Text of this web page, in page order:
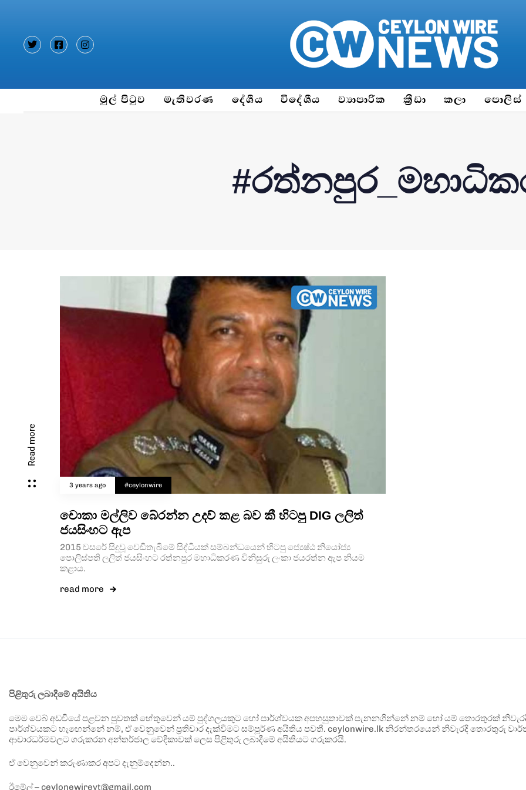
මුල් පිටුව මැතිවරණ දේශීය විදේශීය ව්‍යාපාරික ක්‍රීඩා කලා පොලිස්
Read more
3 years ago #ceylonwire
චොකා මල්ලිව බේරන්න උදව් කළ බව කී හිටපු DIG ලලිත්
ජයසිංහට ඇප
2015 වසරේ සිදුවූ වෙඩිතැබීමේ සිද්ධියක් සම්බන්ධයෙන් හිටපු ජ්‍යෙෂ්ඨ නියෝජ්‍ය
පොලිස්පති ලලිත් ජයසිංහට රත්නපුර මහාධිකරණ විනිසුරු ලංකා ජයරත්න ඇප නියම
කළාය.
read more
පිළිතුරු ලබාදීමේ අයිතිය
මෙම වෙබ් අඩවියේ පළවන පුවතක් හේතුවෙන් යම් පුද්ගලයකුට හෝ පාර්ශ්වයක අපහසුතාවක් පැනනගින්නේ නම් හෝ යම් තොරතුරක්
පාර්ශ්වයකට හැඟෙන්නේ නම්, ඒ වෙනුවෙන් ප්‍රතිචාර දැක්වීමට සම්පූර්ණ අයිතිය පවතී. ceylonwire.lk නිරන්තරයෙන් නිවැරදි තොරතුරු
ආචාරධර්මවලට ගරුකරන අන්තර්ජාල වේදිකාවක් ලෙස පිළිතුරු ලබාදීමේ අයිතියට ගරුකරයි.
ඒ වෙනුවෙන් කරුණාකර අපට දැනුම්දෙන්න..
ඊමේල් – ceylonewireyt@gmail.com